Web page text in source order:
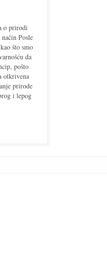
o prirodi
Posle
što smo
da
pošto
otkrivena
prirode
i lepog